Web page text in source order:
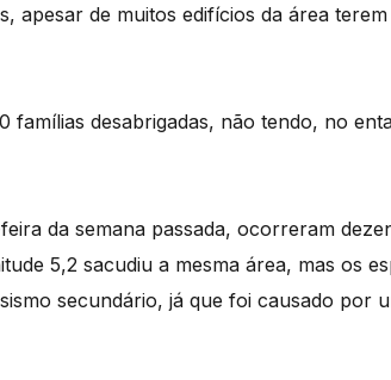
apesar de muitos edifícios da área
famílias desabrigadas, não tendo, no
da semana passada, ocorreram
5,2 sacudiu a mesma área, mas os
secundário, já que foi causado por